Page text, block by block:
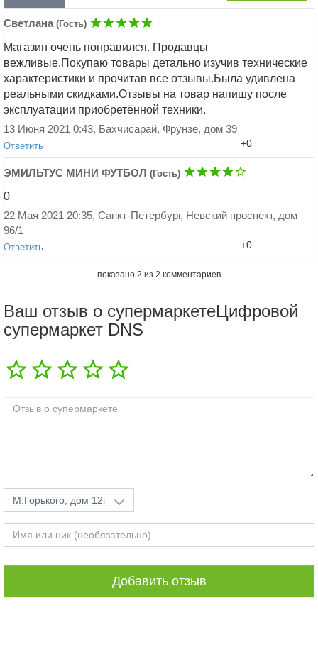
Светлана (Гость)
Магазин очень понравился. Продавцы
вежливые.Покупаю товары детально изучив технические
характеристики и прочитав все отзывы.Была удивлена
реальными скидками.Отзывы на товар напишу после
эксплуатации приобретённой техники.
13 Июня 2021 0:43, Бахчисарай, Фрунзе, дом 39
Ответить +0
ЭМИЛЬТУС МИНИ ФУТБОЛ (Гость)
0
22 Мая 2021 20:35, Санкт-Петербург, Невский проспект, дом
96/1
Ответить +0
Добавить ответ
показано 2 из 2 комментариев
Ваш отзыв о супермаркетеЦифровой
супермаркет DNS
М.Горького, дом 12г
Добавить отзыв